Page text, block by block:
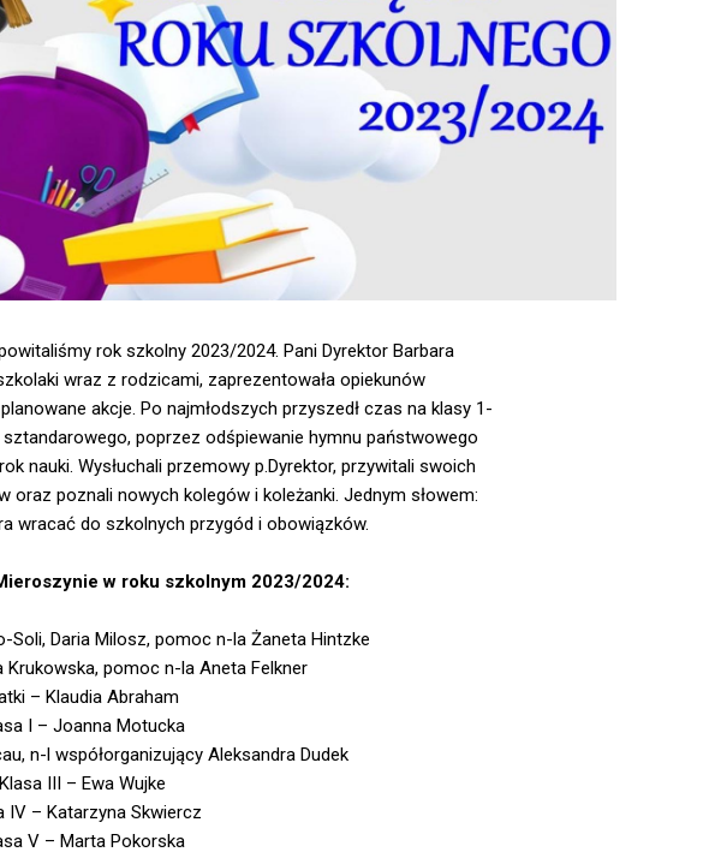
rok szkolny 2023/2024. Pani Dyrektor Barbara
wraz z rodzicami, zaprezentowała opiekunów
akcje. Po najmłodszych przyszedł czas na klasy 1-
poprzez odśpiewanie hymnu państwowego
nauki. Wysłuchali przemowy p.Dyrektor, przywitali swoich
poznali nowych kolegów i koleżanki. Jednym słowem:
wracać do szkolnych przygód i obowiązków.
w roku szkolnym 2023/2024:
Soli, Daria Milosz, pomoc n-la Żaneta Hintzke
Krukowska, pomoc n-la Aneta Felkner
– Klaudia Abraham
I – Joanna Motucka
n-l współorganizujący Aleksandra Dudek
Klasa III – Ewa Wujke
IV – Katarzyna Skwiercz
V – Marta Pokorska